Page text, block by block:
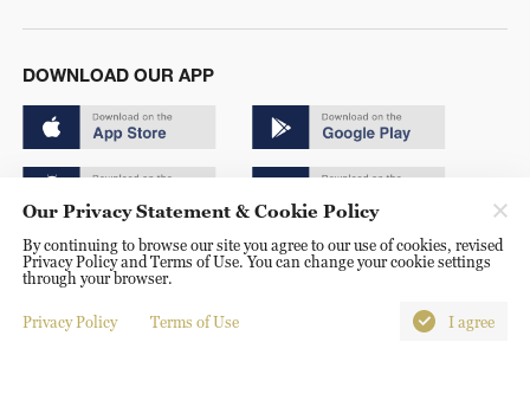
DOWNLOAD OUR APP
Copyright © 2024 CGTN.
京ICP备20000184号
京公网安备 11010502050052号
Our Privacy Statement & Cookie Policy
By continuing to browse our site you agree to our use of cookies, revised
Privacy Policy and Terms of Use. You can change your cookie settings
through your browser.
Privacy Policy Terms of Use I agree